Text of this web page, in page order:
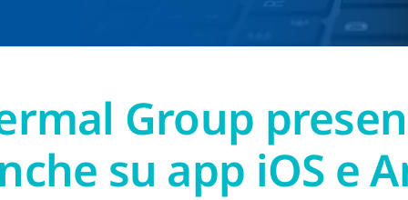
Group
su app iOS e